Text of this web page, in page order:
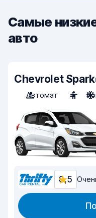
Самые
авто
Chevrolet Spark
Автомат
4
8,5